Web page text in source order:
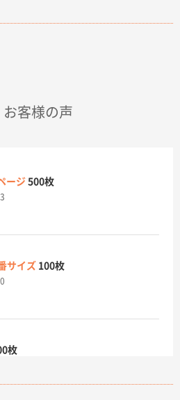
お客様の声
ージ 500枚
サイズ 100枚
枚
能で価格が妥当なこと